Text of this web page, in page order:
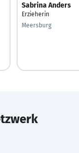
Sabrina Anders
Erzieherin
Meersburg